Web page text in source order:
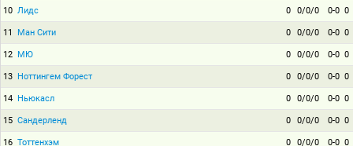
10 Лидс 0 0/0/0 0-0 0
11 Ман Сити 0 0/0/0 0-0 0
12 МЮ 0 0/0/0 0-0 0
13 Ноттингем Форест 0 0/0/0 0-0 0
14 Ньюкасл 0 0/0/0 0-0 0
15 Сандерленд 0 0/0/0 0-0 0
16 Тоттенхэм 0 0/0/0 0-0 0